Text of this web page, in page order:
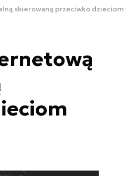
skierowaną przeciwko dzieciom